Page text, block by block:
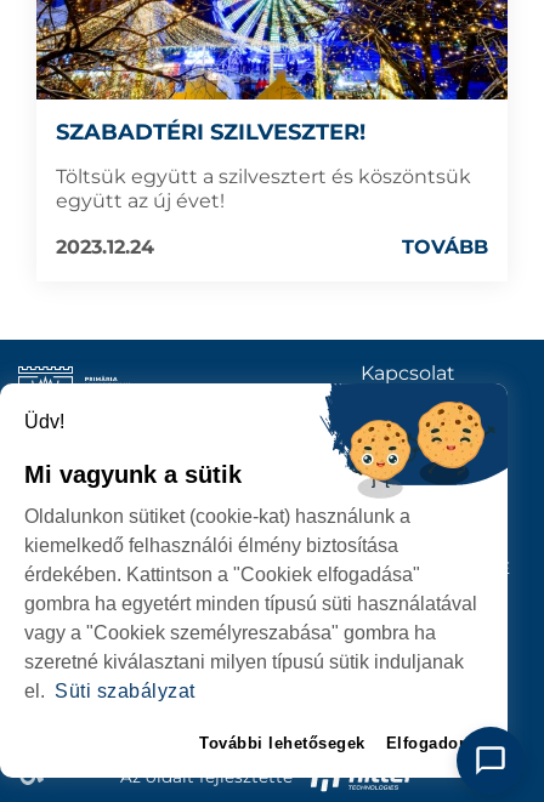
SZABADTÉRI SZILVESZTER!
Töltsük együtt a szilvesztert és köszöntsük
együtt az új évet!
2023.12.24
TOVÁBB
SZEMÉLYES ADATOK VÉDELME
Az oldalt fejlesztette
SZATMÁRNÉMETI
POLGÁRMESTERI HIVATAL
P-ȚA 25 OCTOMBRIE, NR. 1 CORP M, 440026 SATU MARE
Kapcsolat
KÖVESSENEK
Üdv!
Mi vagyunk a sütik
Oldalunkon sütiket (cookie-kat) használunk a
kiemelkedő felhasználói élmény biztosítása
érdekében. Kattintson a "Cookiek elfogadása"
gombra ha egyetért minden típusú süti használatával
vagy a "Cookiek személyreszabása" gombra ha
szeretné kiválasztani milyen típusú sütik induljanak
el. Süti szabályzat
További lehetősegek Elfogadom